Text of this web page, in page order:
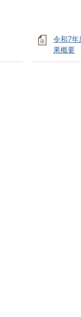
令和7年
果概要